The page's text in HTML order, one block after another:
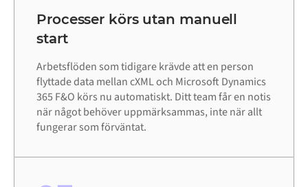
Processer körs utan manuell
start
Arbetsflöden som tidigare krävde att en person
flyttade data mellan cXML och Microsoft Dynamics
365 F&O körs nu automatiskt. Ditt team får en notis
när något behöver uppmärksammas, inte när allt
fungerar som förväntat.